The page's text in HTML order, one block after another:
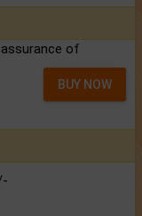
of
BUY NOW